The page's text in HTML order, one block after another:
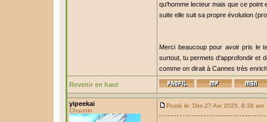
qu'homme lecteur mais que ce point
suite elle suit sa propre évolution
Merci beaucoup pour avoir pris le
surtout, tu permets d'approfondir et
comme on dirait à Cannes très
Revenir en haut
yipeekai
Chuunin
Posté le: Dim 27 Avr 2025, 8:38 am